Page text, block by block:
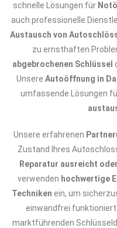
schnelle Lösungen für
auch professionelle
Austausch von
zu ernsthaften
abgebrochenen Schlüssel
Unsere Autoöffnung in
umfassende Lösungen
Unsere erfahrenen
Zustand Ihres
Reparatur ausreicht
verwenden hochwertige
Techniken ein, um
einwandfrei
marktführenden